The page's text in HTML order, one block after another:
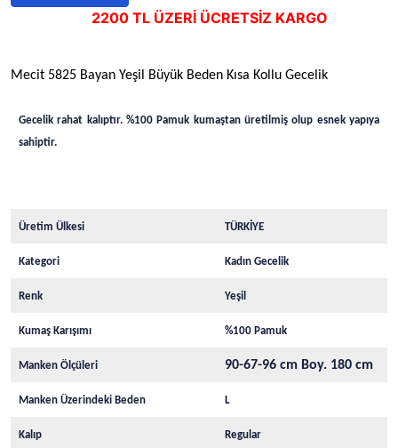
2200 TL ÜZERİ ÜCRETSİZ KARGO
Mecit 5825 Bayan Yeşil Büyük Beden Kısa Kollu Gecelik
Gecelik rahat kalıptır. %100 Pamuk kumaştan üretilmiş olup esnek yapıya
sahiptir.
Üretim Ülkesi TÜRKİYE
Kategori Kadın Gecelik
Renk Yeşil
Kumaş Karışımı %100 Pamuk
Manken Ölçüleri 90-67-96 cm Boy. 180 cm
Manken Üzerindeki Beden L
Kalıp Regular